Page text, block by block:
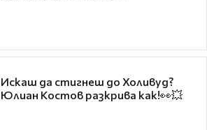
Искаш да стигнеш до Холивуд?
Юлиан Костов разкрива как!👀💥